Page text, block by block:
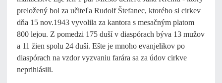
preložený bol za učiteľa Rudolf Štefanec, ktorého si cirkev
dňa 15 nov.1943 vyvolila za kantora s mesačným platom
800 lejou. Z pomedzi 175 duší v diaspórach býva 13 mužov
a 11 žien spolu 24 duší. Ešte je mnoho evanjelikov po
diaspórach na vzdor vyzvaniu farára sa za údov cirkve
neprihlásili.